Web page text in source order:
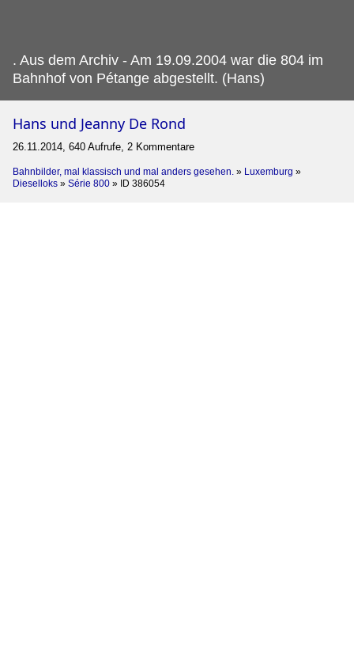
. Aus dem Archiv - Am 19.09.2004 war die 804 im
Bahnhof von Pétange abgestellt. (Hans)
Hans und Jeanny De Rond
26.11.2014, 640 Aufrufe, 2 Kommentare
Bahnbilder, mal klassisch und mal anders gesehen. » Luxemburg »
Dieselloks » Série 800 » ID 386054